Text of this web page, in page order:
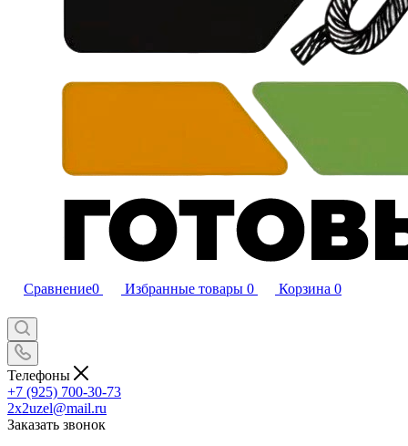
Сравнение0 Избранные товары 0 Корзина 0
Телефоны
+7 (925) 700-30-73
2x2uzel@mail.ru
Заказать звонок